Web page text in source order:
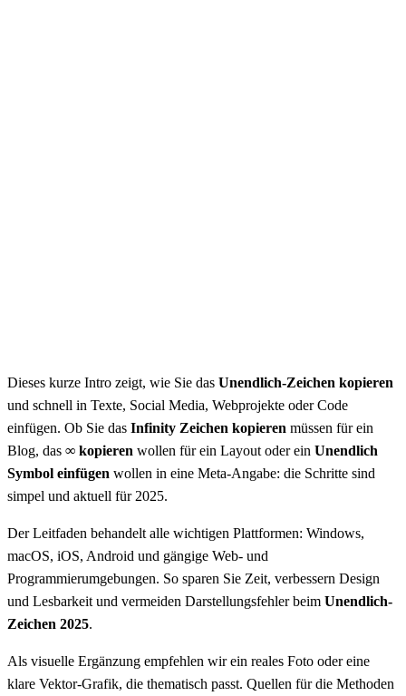
Dieses kurze Intro zeigt, wie Sie das Unendlich-Zeichen kopieren
und schnell in Texte, Social Media, Webprojekte oder Code
einfügen. Ob Sie das Infinity Zeichen kopieren müssen für ein
Blog, das ∞ kopieren wollen für ein Layout oder ein Unendlich
Symbol einfügen wollen in eine Meta-Angabe: die Schritte sind
simpel und aktuell für 2025.
Der Leitfaden behandelt alle wichtigen Plattformen: Windows,
macOS, iOS, Android und gängige Web- und
Programmierumgebungen. So sparen Sie Zeit, verbessern Design
und Lesbarkeit und vermeiden Darstellungsfehler beim Unendlich-
Zeichen 2025.
Als visuelle Ergänzung empfehlen wir ein reales Foto oder eine
klare Vektor-Grafik, die thematisch passt. Quellen für die Methoden